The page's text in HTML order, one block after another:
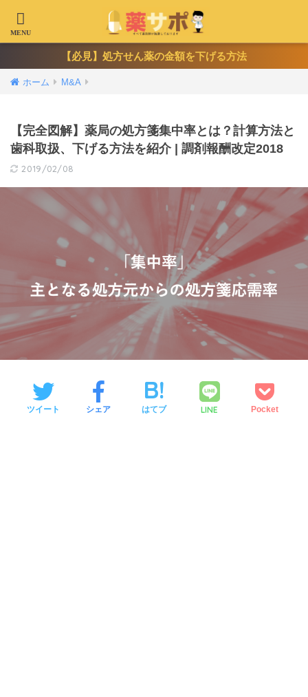
【必見】処方せん薬の金額を下げる方法
ホーム M&A
【完全図解】薬局の処方箋集中率とは？計算方法と
歯科取扱、下げる方法を紹介 | 調剤報酬改定2018
2019/02/08
ツイート シェア はてブ LINE Pocket